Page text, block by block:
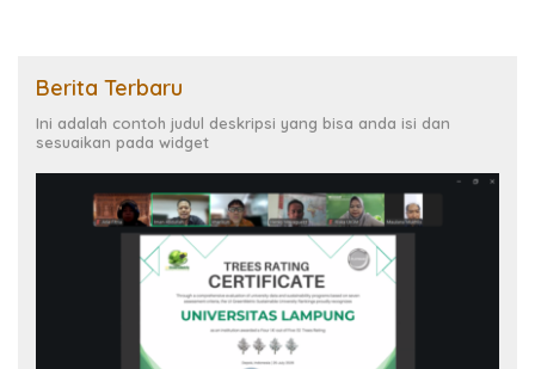
Berita Terbaru
Ini adalah contoh judul deskripsi yang bisa anda isi dan
sesuaikan pada widget